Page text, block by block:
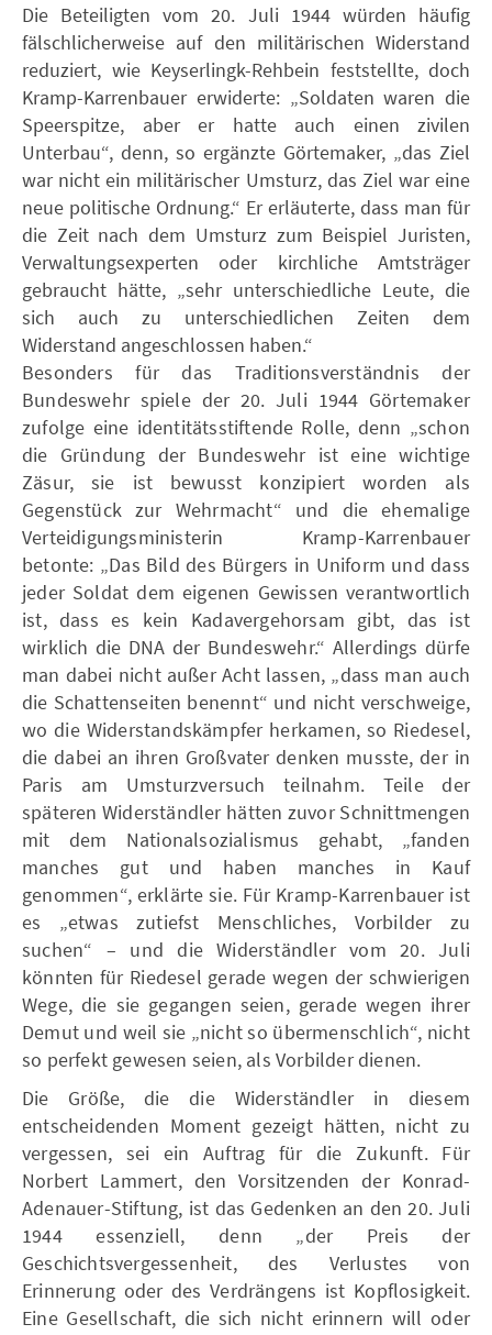
Die Beteiligten vom 20. Juli 1944 würden häufig
fälschlicherweise auf den militärischen Widerstand
reduziert, wie Keyserlingk-Rehbein feststellte, doch
Kramp-Karrenbauer erwiderte: „Soldaten waren die
Speerspitze, aber er hatte auch einen zivilen
Unterbau“, denn, so ergänzte Görtemaker, „das Ziel
war nicht ein militärischer Umsturz, das Ziel war eine
neue politische Ordnung.“ Er erläuterte, dass man für
die Zeit nach dem Umsturz zum Beispiel Juristen,
Verwaltungsexperten oder kirchliche Amtsträger
gebraucht hätte, „sehr unterschiedliche Leute, die
sich auch zu unterschiedlichen Zeiten dem
Widerstand angeschlossen haben.“
Besonders für das Traditionsverständnis der
Bundeswehr spiele der 20. Juli 1944 Görtemaker
zufolge eine identitätsstiftende Rolle, denn „schon
die Gründung der Bundeswehr ist eine wichtige
Zäsur, sie ist bewusst konzipiert worden als
Gegenstück zur Wehrmacht“ und die ehemalige
Verteidigungsministerin Kramp-Karrenbauer
betonte: „Das Bild des Bürgers in Uniform und dass
jeder Soldat dem eigenen Gewissen verantwortlich
ist, dass es kein Kadavergehorsam gibt, das ist
wirklich die DNA der Bundeswehr.“ Allerdings dürfe
man dabei nicht außer Acht lassen, „dass man auch
die Schattenseiten benennt“ und nicht verschweige,
wo die Widerstandskämpfer herkamen, so Riedesel,
die dabei an ihren Großvater denken musste, der in
Paris am Umsturzversuch teilnahm. Teile der
späteren Widerständler hätten zuvor Schnittmengen
mit dem Nationalsozialismus gehabt, „fanden
manches gut und haben manches in Kauf
genommen“, erklärte sie. Für Kramp-Karrenbauer ist
es „etwas zutiefst Menschliches, Vorbilder zu
suchen“ – und die Widerständler vom 20. Juli
könnten für Riedesel gerade wegen der schwierigen
Wege, die sie gegangen seien, gerade wegen ihrer
Demut und weil sie „nicht so übermenschlich“, nicht
so perfekt gewesen seien, als Vorbilder dienen.
Die Größe, die die Widerständler in diesem
entscheidenden Moment gezeigt hätten, nicht zu
vergessen, sei ein Auftrag für die Zukunft. Für
Norbert Lammert, den Vorsitzenden der Konrad-
Adenauer-Stiftung, ist das Gedenken an den 20. Juli
1944 essenziell, denn „der Preis der
Geschichtsvergessenheit, des Verlustes von
Erinnerung oder des Verdrängens ist Kopflosigkeit.
Eine Gesellschaft, die sich nicht erinnern will oder